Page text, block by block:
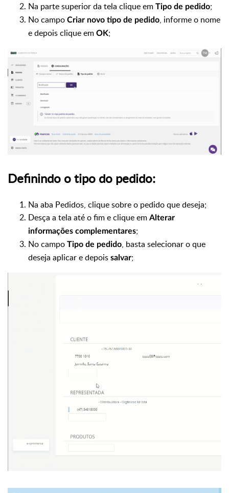
Na parte superior da tela clique em Tipo de pedido;
No campo Criar novo tipo de pedido, informe o nome
e depois clique em OK;
Definindo o tipo do pedido:
Na aba Pedidos, clique sobre o pedido que deseja;
Desça a tela até o fim e clique em Alterar
informações complementares;
No campo Tipo de pedido, basta selecionar o que
deseja aplicar e depois salvar;